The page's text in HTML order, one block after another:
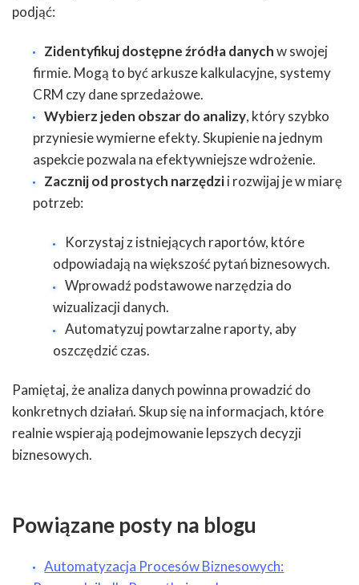
podjąć:
Zidentyfikuj dostępne źródła danychw swojej
firmie. Mogą to być arkusze kalkulacyjne, systemy
CRM czy dane sprzedażowe.
Wybierz jeden obszar do analizy, który szybko
przyniesie wymierne efekty. Skupienie na jednym
aspekcie pozwala na efektywniejsze wdrożenie.
Zacznij od prostych narzędzii rozwijaj je w miarę
potrzeb:
Korzystaj z istniejących raportów, które
odpowiadają na większość pytań biznesowych.
Wprowadź podstawowe narzędzia do
wizualizacji danych.
Automatyzuj powtarzalne raporty, aby
oszczędzić czas.
Pamiętaj, że analiza danych powinna prowadzić do
konkretnych działań. Skup się na informacjach, które
realnie wspierają podejmowanie lepszych decyzji
biznesowych.
Powiązane posty na blogu
Automatyzacja Procesów Biznesowych: